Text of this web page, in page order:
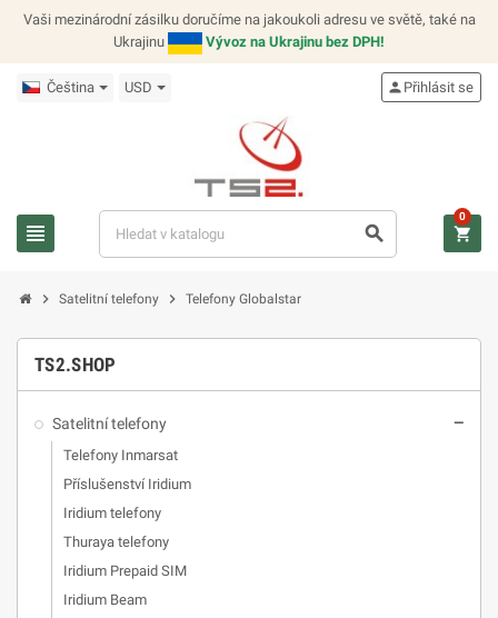
Vaši mezinárodní zásilku doručíme na jakoukoli adresu ve světě, také na
Ukrajinu
Vývoz na Ukrajinu bez DPH!
Čeština USD
view_headline search
person Přihlásit se
shopping_cart
0
chevron_right Satelitní telefony chevron_right Telefony Globalstar
TS2.SHOP
Satelitní telefony remove
Telefony Inmarsat
Příslušenství Iridium
Iridium telefony
Thuraya telefony
Iridium Prepaid SIM
Iridium Beam